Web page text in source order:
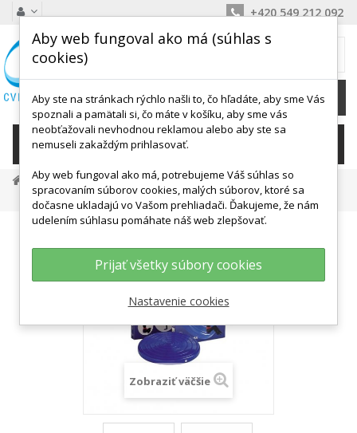
+420 549 212 092
KATEGÓRIE
Balančné Cvičenie
Nestabilné Plochy
Activa Disc 40 Cm Standard - LEDRAGOMMA
Zobraziť väčšie
Aby web fungoval ako má (súhlas s
cookies)
Aby ste na stránkach rýchlo našli to, čo hľadáte, aby sme Vás
spoznali a pamätali si, čo máte v košíku, aby sme vás
neobťažovali nevhodnou reklamou alebo aby ste sa
nemuseli zakaždým prihlasovať.
Aby web fungoval ako má, potrebujeme Váš súhlas so
spracovaním súborov cookies, malých súborov, ktoré sa
dočasne ukladajú vo Vašom prehliadači. Ďakujeme, že nám
udelením súhlasu pomáhate náš web zlepšovať.
Prijať všetky súbory cookies
Nastavenie cookies